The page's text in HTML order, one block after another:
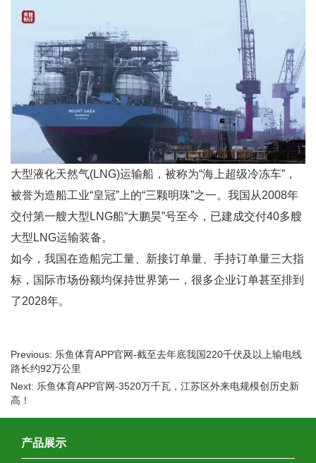
大型液化天然气(LNG)运输船，被称为“海上超级冷冻车”，
被誉为造船工业“皇冠”上的“三颗明珠”之一。我国从2008年
交付第一艘大型LNG船“大鹏昊”号至今，已建成交付40多艘
大型LNG运输装备。
如今，我国在造船完工量、新接订单量、手持订单量三大指
标，国际市场份额均保持世界第一，很多企业订单甚至排到
了2028年。
Previous: 乐鱼体育APP官网-截至去年底我国220千伏及以上输电线
路长约92万公里
Next: 乐鱼体育APP官网-3520万千瓦，江苏区外来电规模创历史新
高！
产品展示